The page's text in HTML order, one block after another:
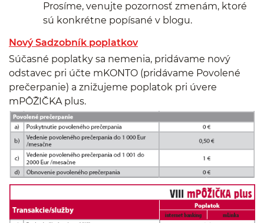
Prosíme, venujte pozornosť zmenám, ktoré
sú konkrétne popísané v blogu.
Nový Sadzobník poplatkov
Súčasné poplatky sa nemenia, pridávame nový
odstavec pri účte mKONTO (pridávame Povolené
prečerpanie) a znižujeme poplatok pri úvere
mPÔŽIČKA plus.